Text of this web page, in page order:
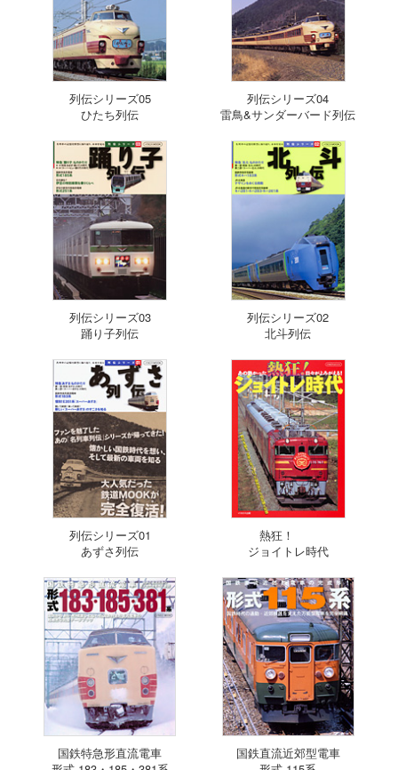
列伝シリーズ05
ひたち列伝
列伝シリーズ04
雷鳥&サンダーバード列伝
列伝シリーズ03
踊り子列伝
列伝シリーズ02
北斗列伝
列伝シリーズ01
あずさ列伝
熱狂！
ジョイトレ時代
国鉄特急形直流電車
国鉄直流近郊型電車